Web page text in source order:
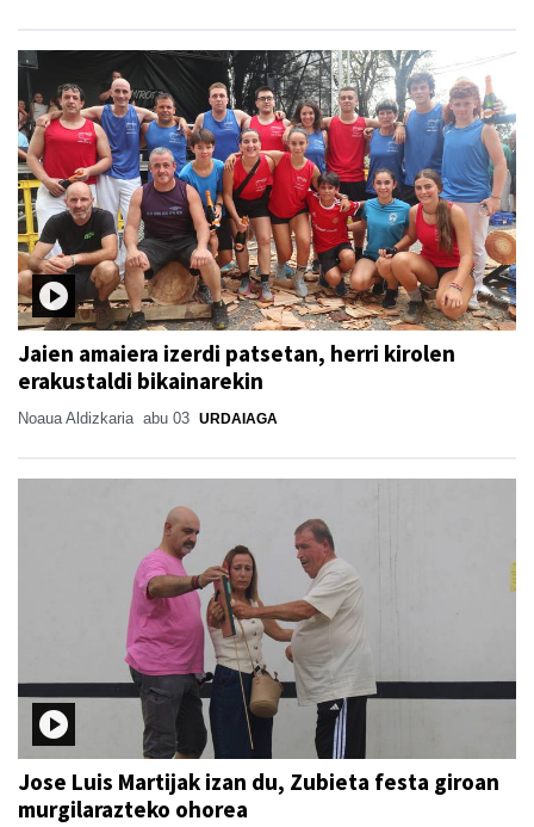
Jaien amaiera izerdi patsetan, herri kirolen
erakustaldi bikainarekin
Noaua Aldizkaria abu 03 URDAIAGA
Jose Luis Martijak izan du, Zubieta festa giroan
murgilarazteko ohorea